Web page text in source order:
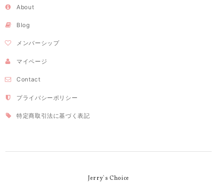
About
Blog
メンバーシップ
マイページ
Contact
プライバシーポリシー
特定商取引法に基づく表記
Jerry`s Choice